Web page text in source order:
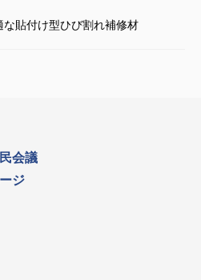
貼付け型ひび割れ補修材
会議
ジ